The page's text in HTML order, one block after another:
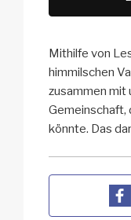
Mithilfe von
himmilschen
zusammen
Gemeinschaft,
könnte. Das